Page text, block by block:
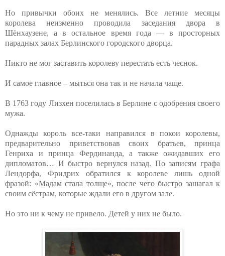
Но привычки обоих не менялись. Все летние месяцы
королева неизменно проводила заседания двора в
Шёнхаузене, а в остальное время года — в просторных
парадных залах Берлинского городского дворца.
Никто не мог заставить королеву перестать есть чеснок.
И самое главное – мыться она так и не начала чаще.
В 1763 году Лизхен поселилась в Берлине с одобрения своего
мужа.
Однажды король все-таки направился в покои королевы,
предварительно приветствовав своих братьев, принца
Генриха и принца Фердинанда, а также ожидавших его
дипломатов… И быстро вернулся назад. По записям графа
Лендорфа, Фридрих обратился к королеве лишь одной
фразой: «Мадам стала толще», после чего быстро зашагал к
своим сёстрам, которые ждали его в другом зале.
Но это ни к чему не привело. Детей у них не было.